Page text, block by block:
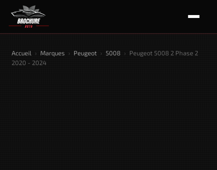
Accueil › Marques › Peugeot › 5008 › Peugeot 5008 2 Phase 2
2020 - 2024